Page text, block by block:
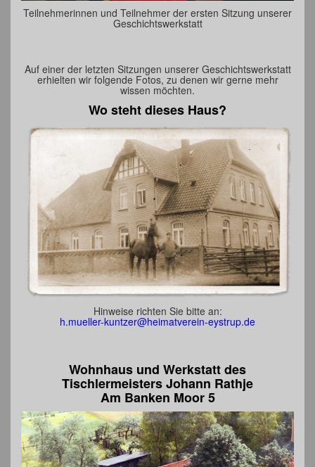
Teilnehmerinnen und Teilnehmer der ersten Sitzung unserer
Geschichtswerkstatt
Auf einer der letzten Sitzungen unserer Geschichtswerkstatt
erhielten wir folgende Fotos, zu denen wir gerne mehr
wissen möchten.
Wo steht dieses Haus?
Hinweise richten Sie bitte an:
h.mueller-kuntzer@heimatverein-eystrup.de
Wohnhaus und Werkstatt des
Tischlermeisters Johann Rathje
Am Banken Moor 5